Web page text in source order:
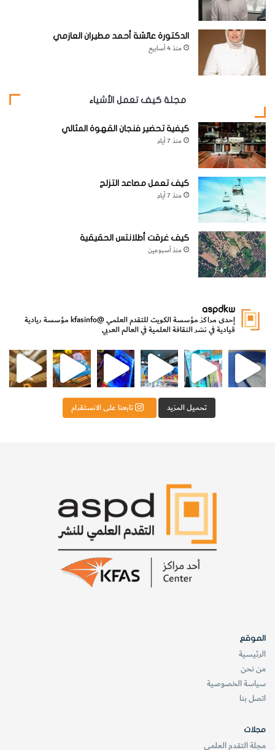
الدكتورة عائشة أحمد مطيران العازمي
منذ 4 أسابيع
مجلة كيف تعمل الأشياء
كيفية تحضير فنجان القهوة المثالي
منذ 7 أيام
كيف تعمل مصاعد التزلج
منذ 7 أيام
كيف غرقت أطلانتس الحقيقية
منذ أسبوعين
aspdkw
إحدى مراكز مؤسسة الكويت للتقدم العلمي@kfasinfo مؤسسة ريادية
قيادية في نشر الثقافة العلمية في العالم العربي
لشؤون الش
من الأعماق نكتشف ومن الكتب نتعلّم
⁨ ⁨ نتشرف بدعوتكم لزيارة جناح التقدم العلمي للنشر ⁨ رجعنا! ما كنّا بعيد! مجهزين لكم كل جديد!⁩
تحميل المزيد تابعنا على الانستقرام
الموقع
الرئيسية
من نحن
سياسة الخصوصية
اتصل بنا
مجلات
مجلة التقدم العلمي